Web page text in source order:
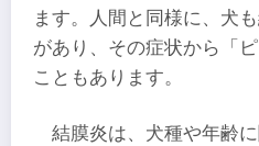
ます。人間と同様に、犬
があり、その症状から「
こともあります。
結膜炎は、犬種や年齢